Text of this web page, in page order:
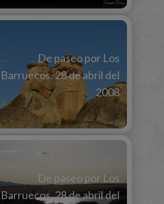
De paseo por Los
Barruecos, 28 de abril del
2008
De paseo por Los
Barruecos, 28 de abril del